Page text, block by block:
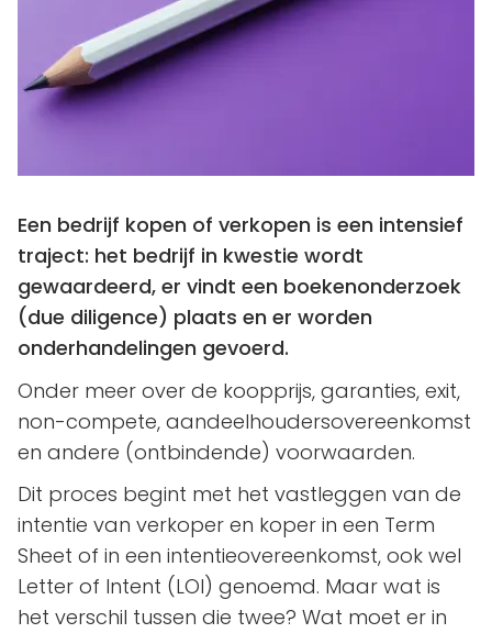
Een bedrijf kopen of verkopen is een intensief
traject: het bedrijf in kwestie wordt
gewaardeerd, er vindt een boekenonderzoek
(due diligence) plaats en er worden
onderhandelingen gevoerd.
Onder meer over de koopprijs, garanties, exit,
non-compete, aandeelhoudersovereenkomst
en andere (ontbindende) voorwaarden.
Dit proces begint met het vastleggen van de
intentie van verkoper en koper in een Term
Sheet of in een intentieovereenkomst, ook wel
Letter of Intent (LOI) genoemd. Maar wat is
het verschil tussen die twee? Wat moet er in